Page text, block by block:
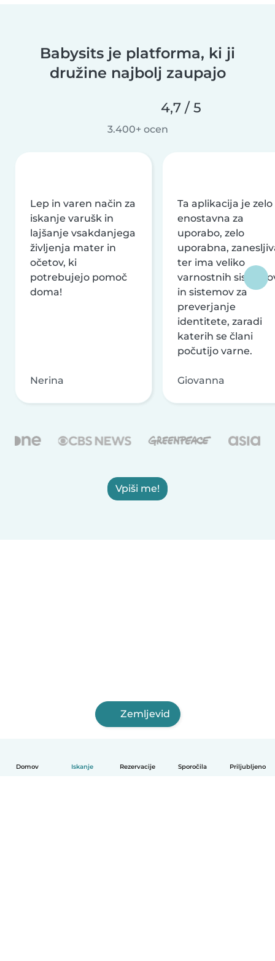
Domov Iskanje Rezervacije Sporočila Priljubljeno
Babysits je platforma, ki ji
družine najbolj zaupajo
4,7 / 5
3.400+ ocen
Lep in varen način za
iskanje varušk in
lajšanje vsakdanjega
življenja mater in
očetov, ki
potrebujejo pomoč
doma!
Nerina
Ta aplikacija je zelo
enostavna za
uporabo, zelo
uporabna,
ter ima veliko
varnostnih
in sistemov za
preverjanje
identitete, zaradi
katerih se člani
počutijo varne.
Giovanna
Vpiši me!
Zemljevid